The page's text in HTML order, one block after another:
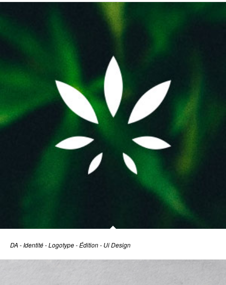
DA - Identité - Logotype - Édition - Ui Design